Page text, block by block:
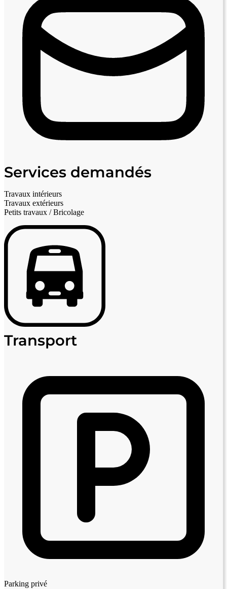
Services demandés
Travaux intérieurs
Travaux extérieurs
Petits travaux / Bricolage
Transport
Parking privé